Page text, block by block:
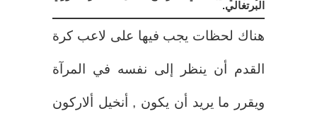
البرتغالي.
هناك لحظات يجب فيها على لاعب كرة
القدم أن ينظر إلى نفسه في المرآة
ويقرر ما يريد أن يكون , أنخيل ألاركون